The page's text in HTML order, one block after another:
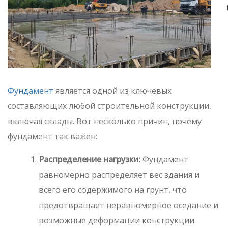
Фундамент является одной из ключевых
составляющих любой строительной конструкции,
включая склады. Вот несколько причин, почему
фундамент так важен:
Распределение нагрузки:Фундамент
равномерно распределяет вес здания и
всего его содержимого на грунт, что
предотвращает неравномерное оседание и
возможные деформации конструкции.